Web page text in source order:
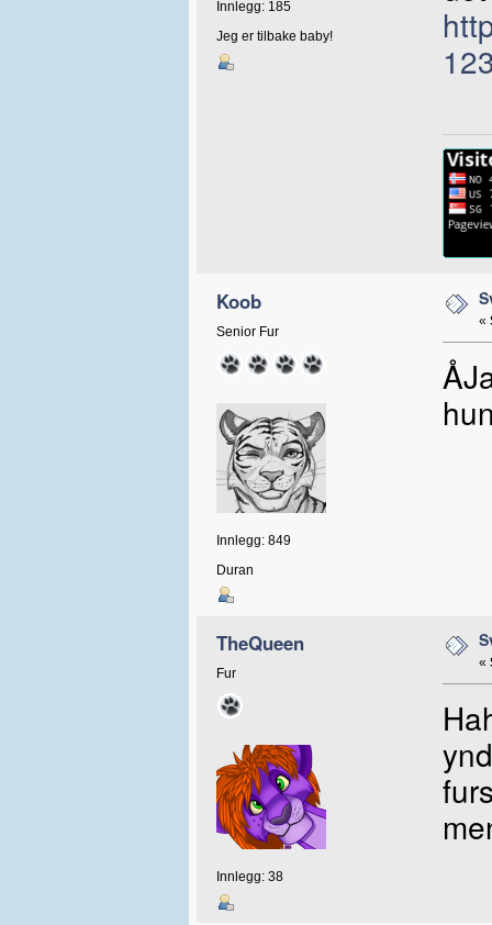
Innlegg: 185
Jeg er tilbake baby!
Koob
Senior Fur
Innlegg: 849
Duran
«
TheQueen
Fur
Innlegg: 38
«